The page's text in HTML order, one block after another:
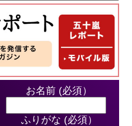
お名前 (必須）
ふりがな (必須）